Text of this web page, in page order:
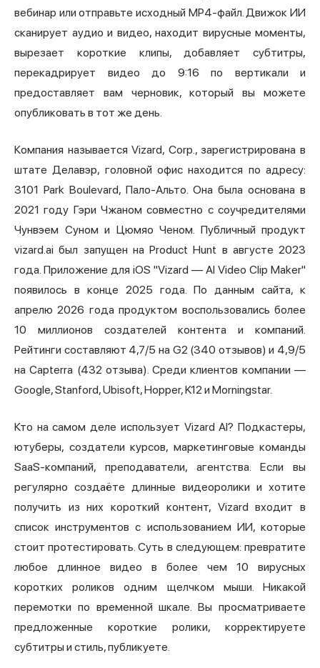
вебинар или отправьте исходный MP4-файл. Движок ИИ
сканирует аудио и видео, находит вирусные моменты,
вырезает короткие клипы, добавляет субтитры,
перекадрирует видео до 9:16 по вертикали и
предоставляет вам черновик, который вы можете
опубликовать в тот же день.
Компания называется Vizard, Corp., зарегистрирована в
штате Делавэр, головной офис находится по адресу:
3101 Park Boulevard, Пало-Альто. Она была основана в
2021 году Гэри Чжаном совместно с соучредителями
Чунвэем Суном и Цюмяо Ченом. Публичный продукт
vizard.ai был запущен на Product Hunt в августе 2023
года. Приложение для iOS "Vizard — AI Video Clip Maker"
появилось в конце 2025 года. По данным сайта, к
апрелю 2026 года продуктом воспользовались более
10 миллионов создателей контента и компаний.
Рейтинги составляют 4,7/5 на G2 (340 отзывов) и 4,9/5
на Capterra (432 отзыва). Среди клиентов компании —
Google, Stanford, Ubisoft, Hopper, K12 и Morningstar.
Кто на самом деле использует Vizard AI? Подкастеры,
ютуберы, создатели курсов, маркетинговые команды
SaaS-компаний, преподаватели, агентства. Если вы
регулярно создаёте длинные видеоролики и хотите
получить из них короткий контент, Vizard входит в
список инструментов с использованием ИИ, которые
стоит протестировать. Суть в следующем: превратите
любое длинное видео в более чем 10 вирусных
коротких роликов одним щелчком мыши. Никакой
перемотки по временной шкале. Вы просматриваете
предложенные короткие ролики, корректируете
субтитры и стиль, публикуете.